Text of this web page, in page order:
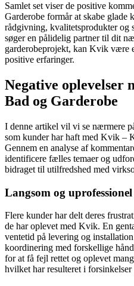
Samlet set viser de positive
Garderobe formår at skabe glade
rådgivning, kvalitetsprodukter og
søger en pålidelig partner til dit
garderobeprojekt, kan Kvik være
positive erfaringer.
Negative oplevelser
Bad og Garderobe
I denne artikel vil vi se nærmere
som kunder har haft med Kvik –
Gennem en analyse af
identificere fælles temaer og
bidraget til utilfredshed med
Langsom og uprofessionel
Flere kunder har delt deres
de har oplevet med Kvik. En
ventetid på levering og
koordinering med forskellige
for at få fejl rettet og oplevet
hvilket har resulteret i